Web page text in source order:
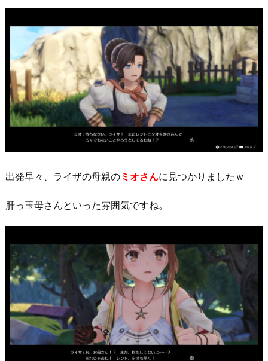
出発早々、ライザの母親のミオさんに見つかりましたｗ
肝っ玉母さんといった雰囲気ですね。